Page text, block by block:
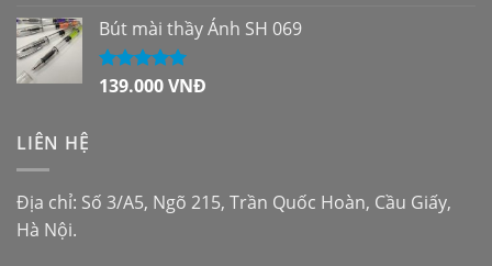
Bút mài thầy Ánh SH 069
Được xếp
139.000VNĐ
LIÊN HỆ
Địa chỉ: Số 3/A5, Ngõ 215, Trần Quốc Hoàn, Cầu Giấy,
Hà Nội.